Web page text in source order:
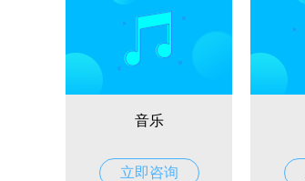
音乐
立即咨询